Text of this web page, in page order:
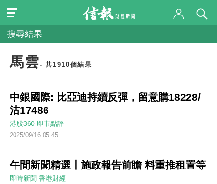
搜尋結果
馬雲- 共1910個結果
中銀國際: 比亞迪持續反彈，留意購18228/
沽17486
港股360 即巿點評
2025/09/16 05:45
午間新聞精選丨施政報告前瞻 料重推租置等
即時新聞 香港財經